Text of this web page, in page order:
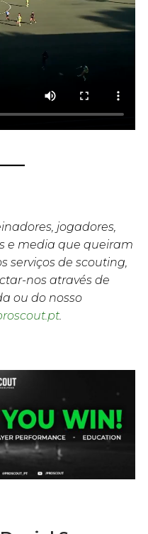
jogadores,
e media que queiram
serviços de scouting,
nos através de
ou do nosso
.